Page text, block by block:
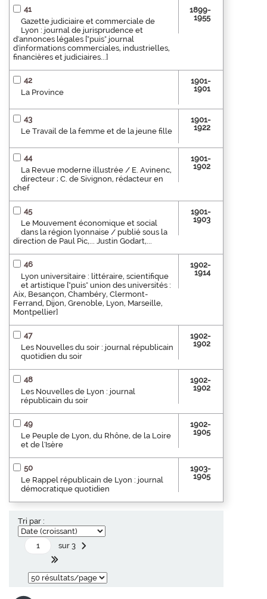
41
Gazette judiciaire et commerciale de
Lyon : journal de jurisprudence et
d'annonces légales ["puis" journal
d'informations commerciales, industrielles,
financières et judiciaires...]
1899-
1955
42
La Province
1901-
1901
43
Le Travail de la femme et de la jeune fille
1901-
1922
44
La Revue moderne illustrée / E. Avinenc,
directeur ; C. de Sivignon, rédacteur en
chef
1901-
1902
45
Le Mouvement économique et social
dans la région lyonnaise / publié sous la
direction de Paul Pic,... Justin Godart,...
1901-
1903
46
Lyon universitaire : littéraire, scientifique
et artistique ["puis" union des universités :
Aix, Besançon, Chambéry, Clermont-
Ferrand, Dijon, Grenoble, Lyon, Marseille,
Montpellier]
1902-
1914
47
Les Nouvelles du soir : journal républicain
quotidien du soir
1902-
1902
48
Les Nouvelles de Lyon : journal
républicain du soir
1902-
1902
49
Le Peuple de Lyon, du Rhône, de la Loire
et de l'Isère
1902-
1905
50
Le Rappel républicain de Lyon : journal
démocratique quotidien
1903-
1905
Tri par :
sur 3